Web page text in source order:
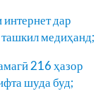
дар
медиҳанд;
216 ҳазор
шуда буд;